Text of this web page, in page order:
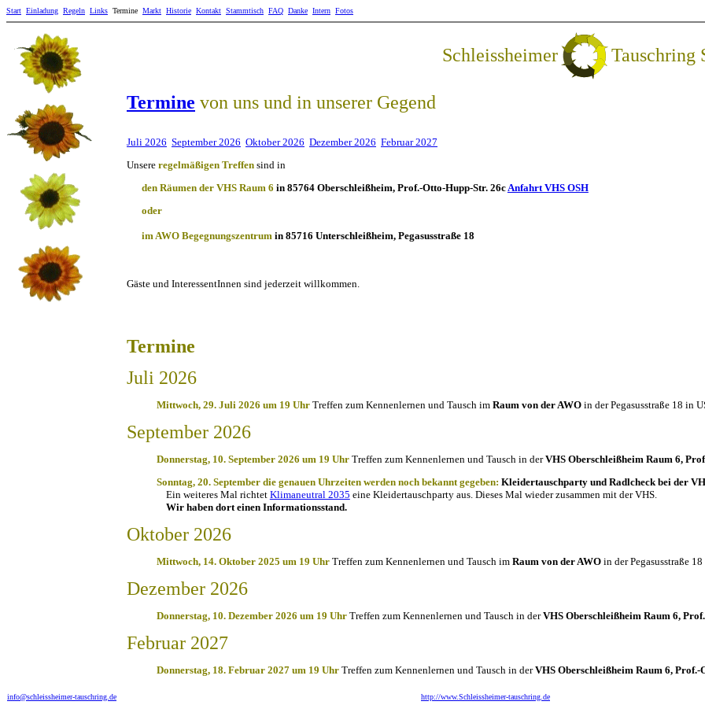
Start Einladung Regeln Links Termine Markt Historie Kontakt Stammtisch FAQ Danke Intern Fotos
Schleissheimer Tauschring
Termine von uns und in unserer Gegend
Juli 2026 September 2026 Oktober 2026 Dezember 2026 Februar 2027
Unsere regelmäßigen Treffen sind in
den Räumen der VHS Raum 6 in 85764 Oberschleißheim, Prof.-Otto-Hupp-Str. 26cAnfahrt VHS OSH
oder
im AWO Begegnungszentrum in 85716 Unterschleißheim, Pegasusstraße 18
Gäste und InteressentInnen sind jederzeit willkommen.
Termine
Juli 2026
Mittwoch, 29. Juli 2026 um 19 Uhr Treffen zum Kennenlernen und Tausch im Raum von der AWOin der Pegasusstraße 18 in
September 2026
Donnerstag, 10. September 2026 um 19 Uhr Treffen zum Kennenlernen und Tausch in derVHS Oberschleißheim Raum 6,
Sonntag, 20. September die genauen Uhrzeiten werden noch bekannt gegeben: Kleidertauschparty und Radlcheck bei der
Ein weiteres Mal richtet Klimaneutral 2035 eine Kleidertauschparty aus. Dieses Mal wieder zusammen mit der VHS.
Wir haben dort einen Informationsstand.
Oktober 2026
Mittwoch, 14. Oktober 2025 um 19 Uhr Treffen zum Kennenlernen und Tausch im Raum von der AWO in der Pegasusstraße
Dezember 2026
Donnerstag, 10. Dezember 2026 um 19 Uhr Treffen zum Kennenlernen und Tausch in derVHS Oberschleißheim Raum 6,
Februar 2027
Donnerstag, 18. Februar 2027 um 19 Uhr Treffen zum Kennenlernen und Tausch in derVHS Oberschleißheim Raum 6, Prof.-
info@schleissheimer-tauschring.de http://www.Schleissheimer-tauschring.de